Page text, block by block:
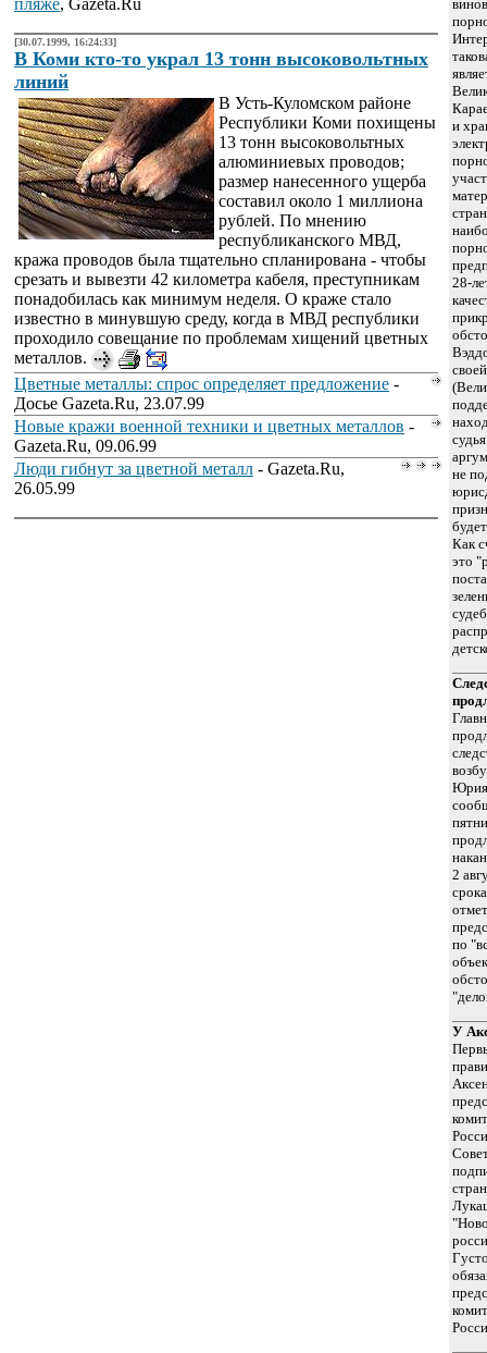
пляже, Gazeta.Ru
[30.07.1999, 16:24:33]
В Коми кто-то украл 13 тонн высоковольтных
линий
В Усть-Куломском районе
Республики Коми похищены
13 тонн высоковольтных
алюминиевых проводов;
размер нанесенного ущерба
составил около 1 миллиона
рублей. По мнению
республиканского МВД,
кража проводов была тщательно спланирована - чтобы
срезать и вывезти 42 километра кабеля, преступникам
понадобилась как минимум неделя. О краже стало
известно в минувшую среду, когда в МВД республики
проходило совещание по проблемам хищений цветных
металлов.
Цветные металлы: спрос определяет предложение -
Досье Gazeta.Ru, 23.07.99
Новые кражи военной техники и цветных металлов -
Gazeta.Ru, 09.06.99
Люди гибнут за цветной металл - Gazeta.Ru,
26.05.99
и
28-
не
Как
это
Юрия
2
по
У